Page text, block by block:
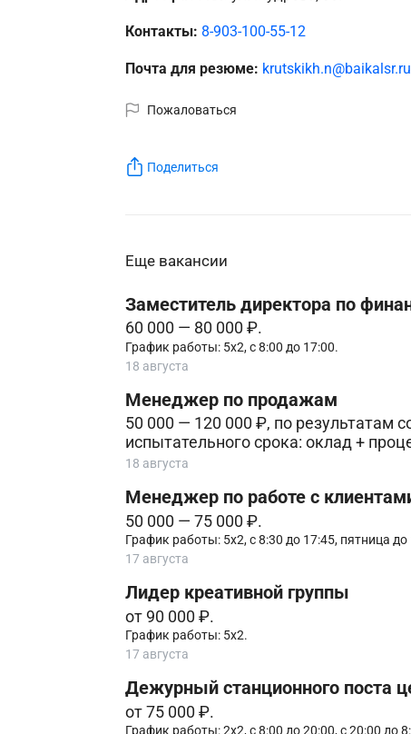
Контакты: 8-903-100-55-12
Почта для резюме: krutskikh.n@baikalsr.ru
Пожаловаться
Поделиться
Еще вакансии
Заместитель директора по
60 000 — 80 000 ₽.
График работы: 5х2, с 8:00 до 17:00.
18 августа
Менеджер по продажам
50 000 — 120 000 ₽, по результатам
испытательного срока: оклад +
18 августа
Менеджер по работе с
50 000 — 75 000 ₽.
График работы: 5х2, с 8:30 до 17:45, пятница до
17 августа
Лидер креативной группы
от 90 000 ₽.
График работы: 5х2.
17 августа
Дежурный станционного поста
от 75 000 ₽.
График работы: 2х2, с 8:00 до 20:00, с 20:00 до